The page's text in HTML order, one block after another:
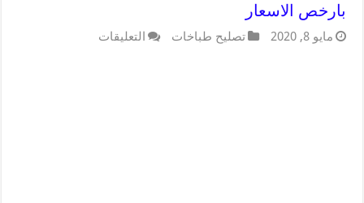
بارخص الاسعار
مايو 8, 2020 تصليح طباخات التعليقات